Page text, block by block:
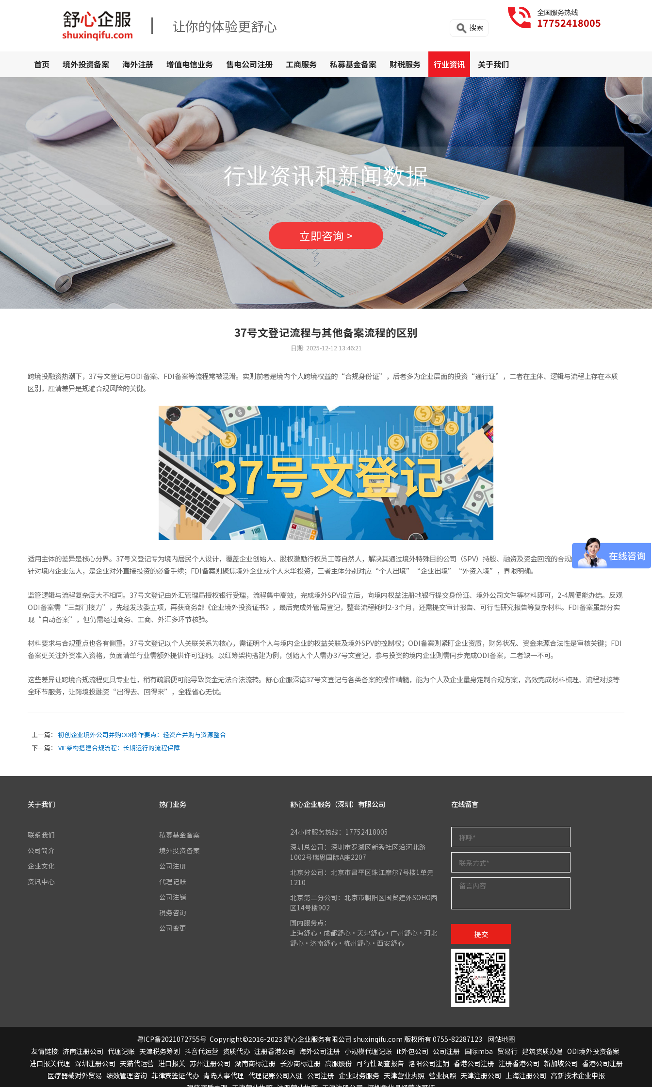
让你的体验更舒心
全国服务热线
17752418005
搜索
首页 境外投资备案 海外注册 增值电信业务 售电公司注册 工商服务 私募基金备案 财税服务 行业资讯 关于我们
行业资讯和新闻数据
立即咨询 >
37号文登记流程与其他备案流程的区别
日期: 2025-12-12 13:46:21
跨境投融资热潮下，37号文登记与ODI备案、FDI备案等流程常被混淆。实则前者是境内个人跨境权益的“合规身份证”，后者多为企业层面的投资“通行证”，二者在主体、逻辑与流程上存在本质
区别，厘清差异是规避合规风险的关键。
适用主体的差异是核心分界。37号文登记专为境内居民个人设计，覆盖企业创始人、股权激励行权员工等自然人，解决其通过境外特殊目的公司（SPV）持股、融资及资金回流的合规问题。而ODI备案
针对境内企业法人，是企业对外直接投资的必备手续；FDI备案则聚焦境外企业或个人来华投资，三者主体分别对应“个人出境”“企业出境”“外资入境”，界限明确。
监管逻辑与流程复杂度大不相同。37号文登记由外汇管理局授权银行受理，流程集中高效，完成境外SPV设立后，向境内权益注册地银行提交身份证、境外公司文件等材料即可，2-4周便能办结。反观
ODI备案需“三部门接力”，先经发改委立项，再获商务部《企业境外投资证书》，最后完成外管局登记，整套流程耗时2-3个月，还需提交审计报告、可行性研究报告等复杂材料。FDI备案虽部分实
现“自动备案”，但仍需经过商务、工商、外汇多环节核验。
材料要求与合规重点也各有侧重。37号文登记以个人关联关系为核心，需证明个人与境内企业的权益关联及境外SPV的控制权；ODI备案则紧盯企业资质，财务状况、资金来源合法性是审核关键；FDI
备案更关注外资准入资格，负面清单行业需额外提供许可证明。以红筹架构搭建为例，创始人个人需办37号文登记，参与投资的境内企业则需同步完成ODI备案，二者缺一不可。
这些差异让跨境合规流程更具专业性，稍有疏漏便可能导致资金无法合法流转。舒心企服深谙37号文登记与各类备案的操作精髓，能为个人及企业量身定制合规方案，高效完成材料梳理、流程对接等
全环节服务，让跨境投融资“出得去、回得来”，全程省心无忧。
上一篇：
初创企业境外公司并购ODI操作要点：轻资产并购与资源整合
下一篇：
VIE架构搭建合规流程：长期运行的流程保障
关于我们
联系我们
公司简介
企业文化
资讯中心
热门业务
私募基金备案
境外投资备案
公司注册
代理记账
公司注销
税务咨询
公司变更
舒心企业服务（深圳）有限公司
24小时服务热线：17752418005
深圳总公司：深圳市罗湖区新秀社区沿河北路
1002号瑞思国际A座2207
北京分公司：北京市昌平区珠江摩尔7号楼1单元
1210
北京第二分公司：北京市朝阳区国贸建外SOHO西
区14号楼902
国内服务点：
上海舒心•成都舒心•天津舒心•广州舒心•河北
舒心•济南舒心•杭州舒心•西安舒心
在线留言
提交
粤ICP备2021072755号 Copyright©2016-2023 舒心企业服务有限公司 shuxinqifu.com 版权所有 0755-82287123
网站地图
友情链接: 济南注册公司 代理记账 天津税务筹划 抖音代运营 资质代办 注册香港公司 海外公司注册 小规模代理记账 it外包公司 公司注册 国际mba 贸易行 建筑资质办理 ODI境外投资备案
进口报关代理 深圳注册公司 天猫代运营 进口报关 苏州注册公司 湖南商标注册 长沙商标注册 高服股份 可行性调查报告 洛阳公司注销 香港公司注册 注册香港公司 新加坡公司 香港公司注册
医疗器械对外贸易 绩效管理咨询 菲律宾签证代办 青岛人事代理 代理记账公司入驻 公司注册 企业财务服务 天津营业执照 营业执照 天津注册公司 上海注册公司 高新技术企业申报